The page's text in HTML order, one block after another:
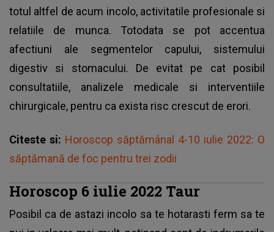
totul altfel de acum incolo, activitatile profesionale si
relatiile de munca. Totodata se pot accentua
afectiuni ale segmentelor capului, sistemului
digestiv si stomacului. De evitat pe cat posibil
consultatiile, analizele medicale si interventiile
chirurgicale, pentru ca exista risc crescut de erori.
Citeste si: Horoscop săptămânal 4-10 iulie 2022: O
săptămană de foc pentru trei zodii
Horoscop 6 iulie 2022 Taur
Posibil ca de astazi incolo sa te hotarasti ferm sa te